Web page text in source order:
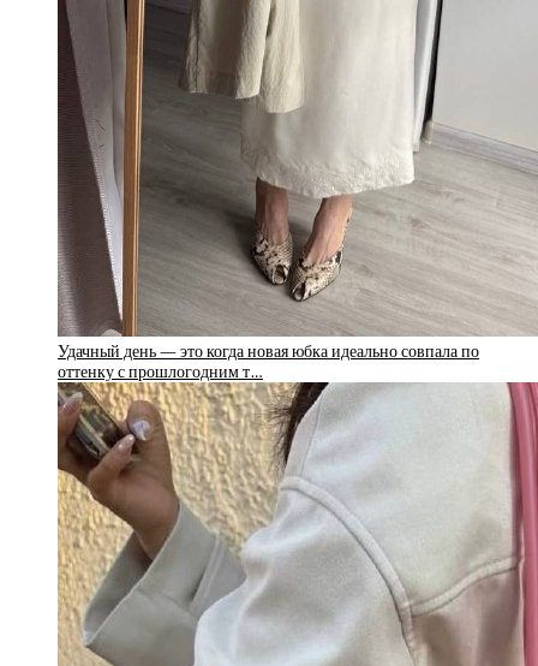
Удачный день — это когда новая юбка идеально совпала по
оттенку с прошлогодним т…